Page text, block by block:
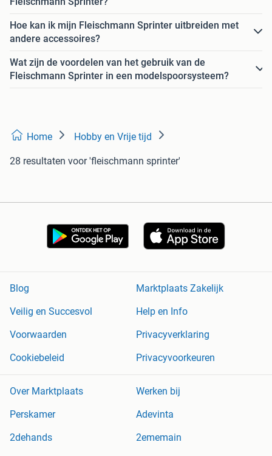
Hoe kan ik mijn Fleischmann Sprinter uitbreiden met
andere accessoires?
Wat zijn de voordelen van het gebruik van de
Fleischmann Sprinter in een modelspoorsysteem?
Home Hobby en Vrije tijd
28 resultaten voor 'fleischmann sprinter'
Blog
Marktplaats Zakelijk
Veilig en Succesvol
Help en Info
Voorwaarden
Privacyverklaring
Cookiebeleid
Privacyvoorkeuren
Over Marktplaats
Werken bij
Perskamer
Adevinta
2dehands
2ememain